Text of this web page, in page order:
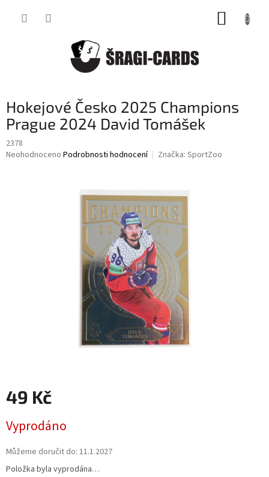
Hokejové Česko 2025 Champions
Prague 2024 David Tomášek
2378
Průměrné
Neohodnoceno Podrobnosti hodnocení Značka: SportZoo
49 Kč
cena:
Vyprodáno
Můžeme doručit do: 11.1.2027
Položka byla vyprodána…